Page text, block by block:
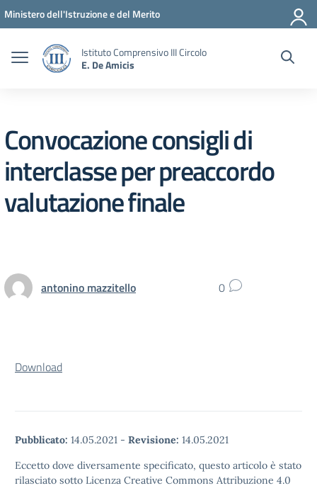
Vai ai contenuti
Vai al menu di navigazione
Vai al footer
Ministero dell'Istruzione e del Merito
Istituto Comprensivo III Circolo
E. De Amicis
Convocazione consigli di
interclasse per preaccordo
valutazione finale
antonino mazzitello 0
Download
Pubblicato: 14.05.2021 - Revisione: 14.05.2021
Eccetto dove diversamente specificato, questo articolo è stato
rilasciato sotto Licenza Creative Commons Attribuzione 4.0